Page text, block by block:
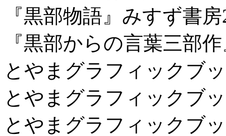
『黒部物語』みすず書
『黒部からの言葉三部
とやまグラフィックブ
とやまグラフィックブ
とやまグラフィックブ